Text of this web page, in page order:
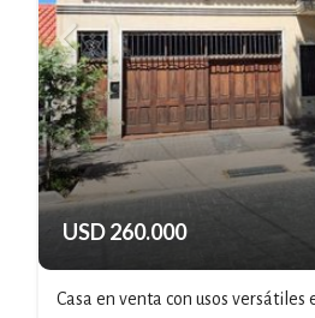
USD 260.000